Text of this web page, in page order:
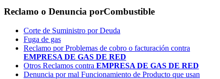
Reclamo o Denuncia porCombustible
Corte de Suministro por Deuda
Fuga de gas
Reclamo por Problemas de cobro o facturación contra
EMPRESA DE GAS DE RED
Otros Reclamos contra EMPRESA DE GAS DE RED
Denuncia por mal Funcionamiento de Producto que usan